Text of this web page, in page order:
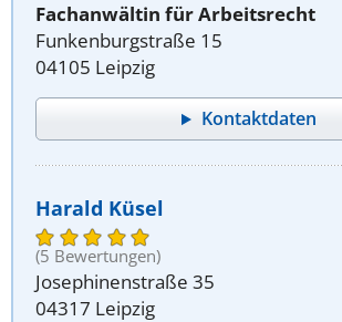
Fachanwältin für Arbeitsrecht
Funkenburgstraße 15
04105 Leipzig
Kontaktdaten
Harald Küsel
(5 Bewertungen)
Josephinenstraße 35
04317 Leipzig